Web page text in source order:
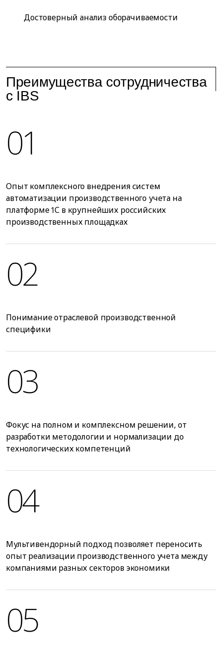
Достоверный анализ оборачиваемости
Преимущества сотрудничества
с IBS
01
Опыт комплексного внедрения систем
автоматизации производственного учета на
платформе 1С в крупнейших российских
производственных площадках
02
Понимание отраслевой производственной
специфики
03
Фокус на полном и комплексном решении, от
разработки методологии и нормализации до
технологических компетенций
04
Мультивендорный подход позволяет переносить
опыт реализации производственного учета между
компаниями разных секторов экономики
05